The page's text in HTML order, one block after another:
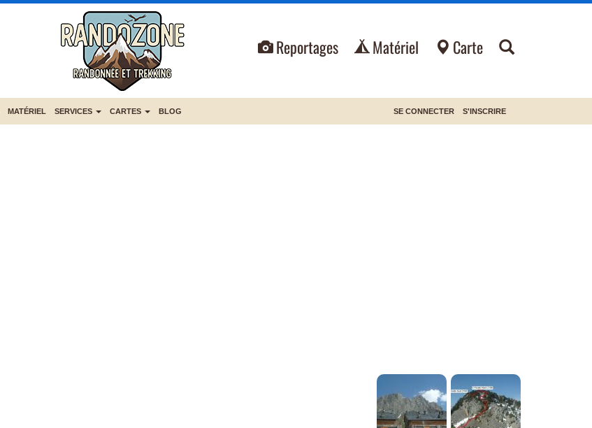
Reportages Matériel Carte
MATÉRIEL SERVICES CARTES BLOG SE CONNECTER S'INSCRIRE